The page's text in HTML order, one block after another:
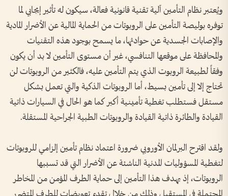
ويُعتبر نظام التأمين آلية تقنية قانونية فعالة، سيكون له تأثير إيجابي لما
توفره بوليصة التأمين على الروبوتات من الحماية المالية عن الأضرار المادية
والإصابات الجسدية عن حوادثها، ما يسمح بوجود هذه التقنيات
والمحافظة على موقعها التنافسي، غير أن مستوى التأمين لا بد أن يكون
وفقاً لطبيعة الروبوت الذي يتم التأمين عليه، فالكثير من الروبوتات لن
تحتاج إلا إلى تأمين بسيط، أما الروبوتات الذكية والتي تعمل بشكل
مستقل فستطلب تغطية تأمينية أكبر كما هو الحال في السيارات ذاتية
القيادة والطائرة ذاتية القيادة والروبوتات الطبية الجراحية المستقلة.
ولقد اقترح البرلمان الأوروبي ضرورة اعتماد نظام تأمين إلزامي للروبوتات
لتغطية المسؤوليات المدنية الناشئة عن الأضرار التي قد تسببها
الروبوتات، إذ يهدف هذا التأمين إلى حماية الطرف المؤمن من المخاطر